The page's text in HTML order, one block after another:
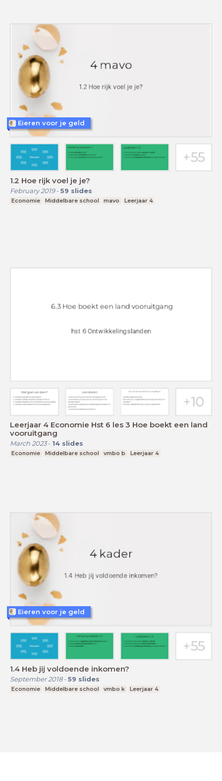
1.2 Hoe rijk voel je je?
February 2019- 59 slides
Economie Middelbare school mavo Leerjaar 4
Eieren voor je geld
Leerjaar 4 Economie Hst 6 les 3 Hoe boekt een land
vooruitgang
March 2023- 14 slides
Economie Middelbare school vmbo b Leerjaar 4
1.4 Heb jij voldoende inkomen?
September 2018- 59 slides
Economie Middelbare school vmbo k Leerjaar 4
Eieren voor je geld